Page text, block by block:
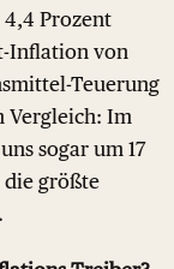
Prozent
Inflation von
Teuerung
Vergleich: Im
sogar um 17
die größte